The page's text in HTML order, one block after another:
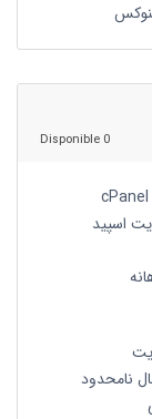
0 Disponible
اسپید
نامحدود